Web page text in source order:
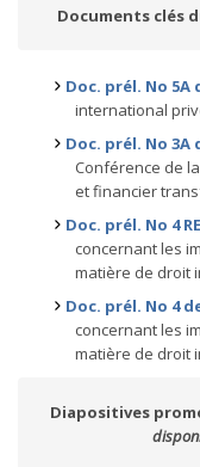
Documents clés
Doc. prél. No 5A
international
Doc. prél. No 3A
Conférence de
et financier
Doc. prél. No 4
concernant les
matière de droit
Doc. prél. No 4
concernant les
matière de droit
Diapositives